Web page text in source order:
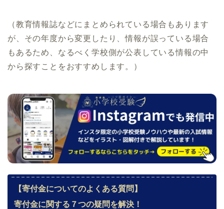
（教育情報誌などにまとめられている場合もあります
が、その年度から変更したり、情報が誤っている場合
もあるため、なるべく学校側が公表している情報の中
から探すことをおすすめします。）
【寄付金についてのよくある質問】
寄付金に関する７つの疑問を解決！